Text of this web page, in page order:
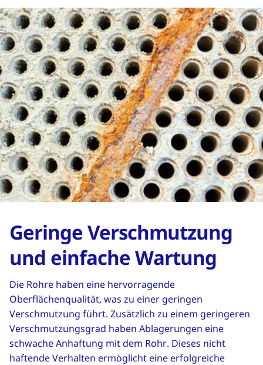
Geringe Verschmutzung
und einfache Wartung
Die Rohre haben eine hervorragende
Oberflächenqualität, was zu einer geringen
Verschmutzung führt. Zusätzlich zu einem geringeren
Verschmutzungsgrad haben Ablagerungen eine
schwache Anhaftung mit dem Rohr. Dieses nicht
haftende Verhalten ermöglicht eine erfolgreiche